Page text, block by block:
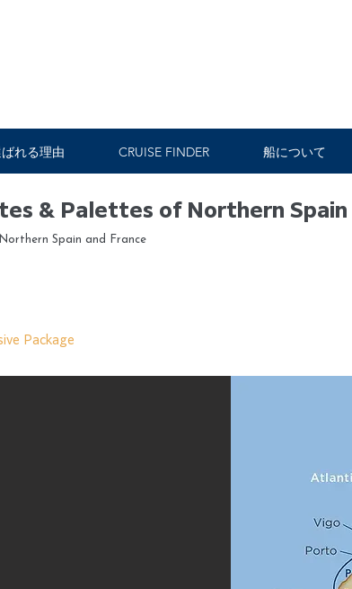
れる理由 CRUISE FINDER 船について
& Palettes of Northern Spain
Spain and France
Package